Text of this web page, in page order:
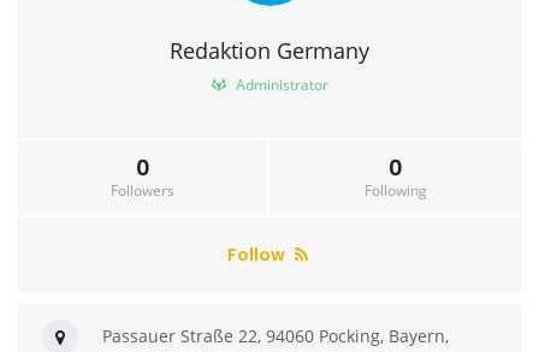
Redaktion Germany
Administrator
0
Followers
0
Following
Follow
Passauer Straße 22, 94060 Pocking, Bayern,